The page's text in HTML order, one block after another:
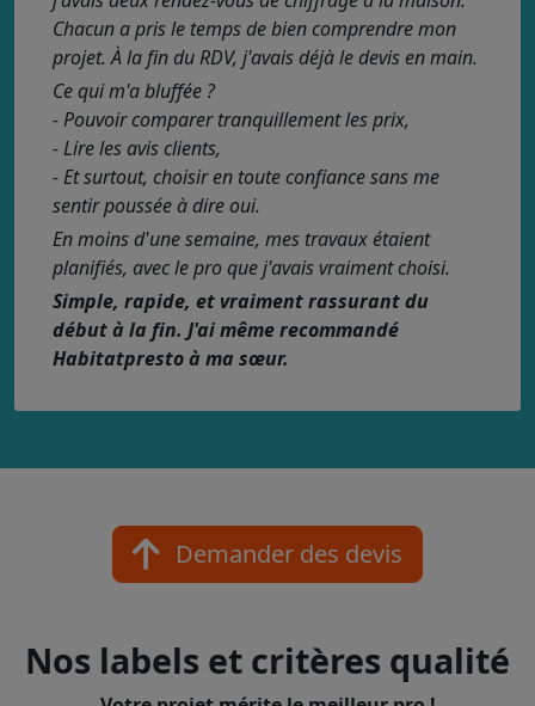
Chacun a pris le temps de bien comprendre mon
projet. À la fin du RDV, j'avais déjà le devis en main.
Ce qui m'a bluffée ?
- Pouvoir comparer tranquillement les prix,
- Lire les avis clients,
- Et surtout, choisir en toute confiance sans me
sentir poussée à dire oui.
En moins d'une semaine, mes travaux étaient
planifiés, avec le pro que j'avais vraiment choisi.
Simple, rapide, et vraiment rassurant du
début à la fin. J'ai même recommandé
Habitatpresto à ma sœur.
Demander des devis
Nos labels et critères qualité